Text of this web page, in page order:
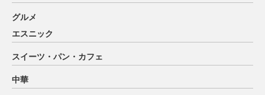
グルメ
エスニック
スイーツ・パン・カフェ
中華